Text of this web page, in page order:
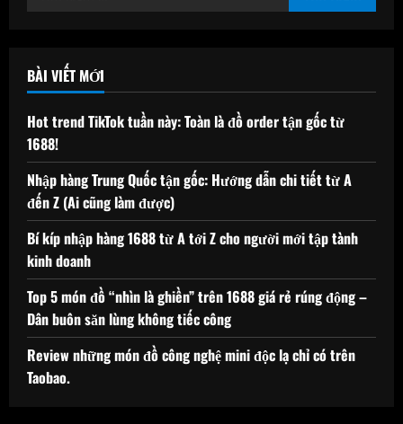
kiếm
BÀI VIẾT MỚI
Hot trend TikTok tuần này: Toàn là đồ order tận gốc từ
1688!
Nhập hàng Trung Quốc tận gốc: Hướng dẫn chi tiết từ A
đến Z (Ai cũng làm được)
Bí kíp nhập hàng 1688 từ A tới Z cho người mới tập tành
kinh doanh
Top 5 món đồ “nhìn là ghiền” trên 1688 giá rẻ rúng động –
Dân buôn săn lùng không tiếc công
Review những món đồ công nghệ mini độc lạ chỉ có trên
Taobao.